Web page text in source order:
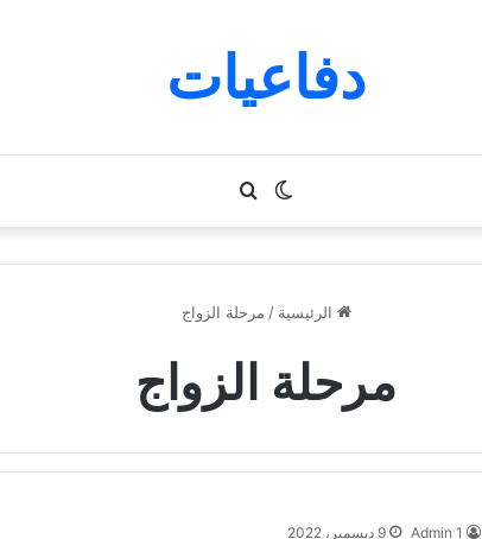
دفاعيات
بحث
عن
الوضع
المظلم
الرئيسية / مرحلة الزواج
مرحلة الزواج
Admin 1 9 ديسمبر، 2022